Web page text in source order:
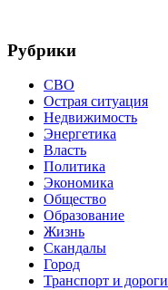
Рубрики
СВО
Острая ситуация
Недвижимость
Энергетика
Власть
Политика
Экономика
Общество
Образование
Жизнь
Скандалы
Город
Транспорт и дороги